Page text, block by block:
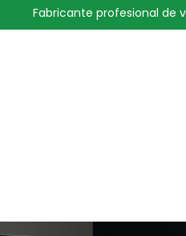
Fabricante profesional de